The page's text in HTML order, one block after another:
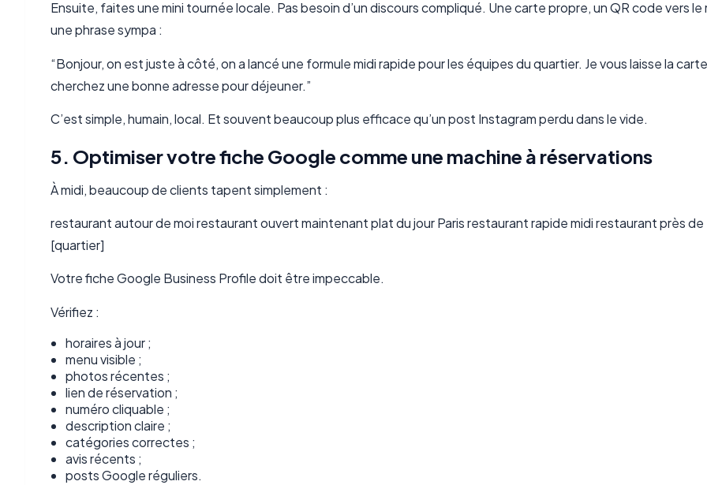
Ensuite, faites une mini tournée locale. Pas besoin d’un discours compliqué. Une carte propre, un QR code vers le
une phrase sympa :
“Bonjour, on est juste à côté, on a lancé une formule midi rapide pour les équipes du quartier. Je vous laisse la
cherchez une bonne adresse pour déjeuner.”
C’est simple, humain, local. Et souvent beaucoup plus efficace qu’un post Instagram perdu dans le vide.
5. Optimiser votre fiche Google comme une machine à réservations
À midi, beaucoup de clients tapent simplement :
restaurant autour de moi restaurant ouvert maintenant plat du jour Paris restaurant rapide midi restaurant près de
[quartier]
Votre fiche Google Business Profile doit être impeccable.
Vérifiez :
horaires à jour ;
menu visible ;
photos récentes ;
lien de réservation ;
numéro cliquable ;
description claire ;
catégories correctes ;
avis récents ;
posts Google réguliers.